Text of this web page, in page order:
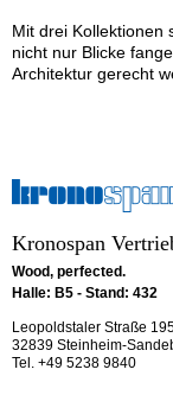
Mit drei Kollektionen
nicht nur Blicke
Architektur gerecht
Kronospan
Wood, perfected.
Halle: B5 - Stand: 432
Leopoldstaler Straße
32839 Steinheim-
Tel. +49 5238 9840